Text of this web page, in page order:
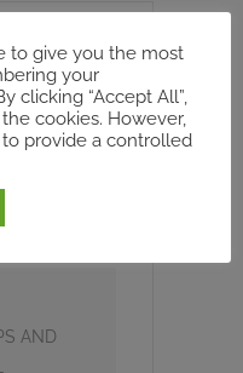
AND
to give you the most
your
clicking “Accept All”,
cookies. However,
provide a controlled